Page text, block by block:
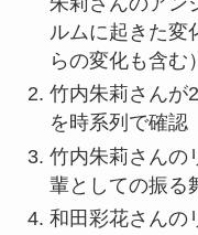
ルムに起きた変
らの変化も含む）
竹内朱莉さんが
を時系列で確認
竹内朱莉さんの
輩としての振る
和田彩花さんの